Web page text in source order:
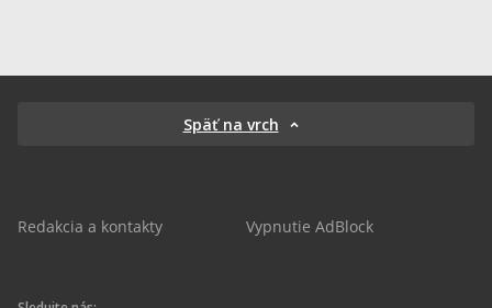
Späť na vrch
Redakcia a kontakty Vypnutie AdBlock